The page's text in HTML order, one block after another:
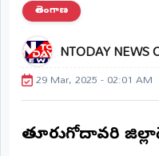
Radio)
ప్రాంతీయ
వార్తలు
(STATE)
తెలంగాణ
NTODAY NEWS
29 Mar, 2025 - 02:01 AM
తూర్పుగోదావరి